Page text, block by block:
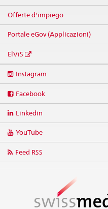
Offerte d'impiego
Portale eGov (Applicazioni)
ElViS
media
Instagram
Facebook
Linkedin
YouTube
Feed RSS